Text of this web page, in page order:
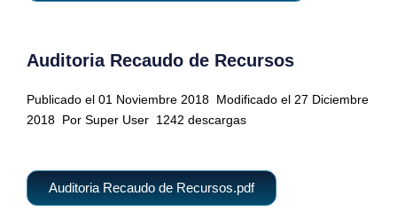
Auditoria Recaudo de Recursos
Publicado el 01 Noviembre 2018 Modificado el 27 Diciembre
2018 Por Super User 1242 descargas
Auditoria Recaudo de Recursos.pdf